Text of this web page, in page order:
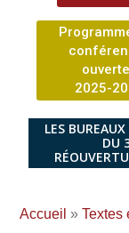
2025-
LES
DU
Accueil » Textes